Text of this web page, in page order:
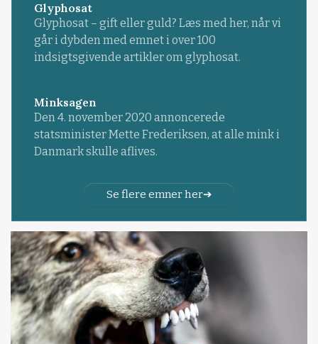
Glyphosat
Glyphosat – gift eller guld? Læs med her, når vi
går i dybden med emnet i over 100
indsigtsgivende artikler om glyphosat.
Minksagen
Den 4. november 2020 annoncerede
statsminister Mette Frederiksen, at alle mink i
Danmark skulle aflives.
Se flere emner her